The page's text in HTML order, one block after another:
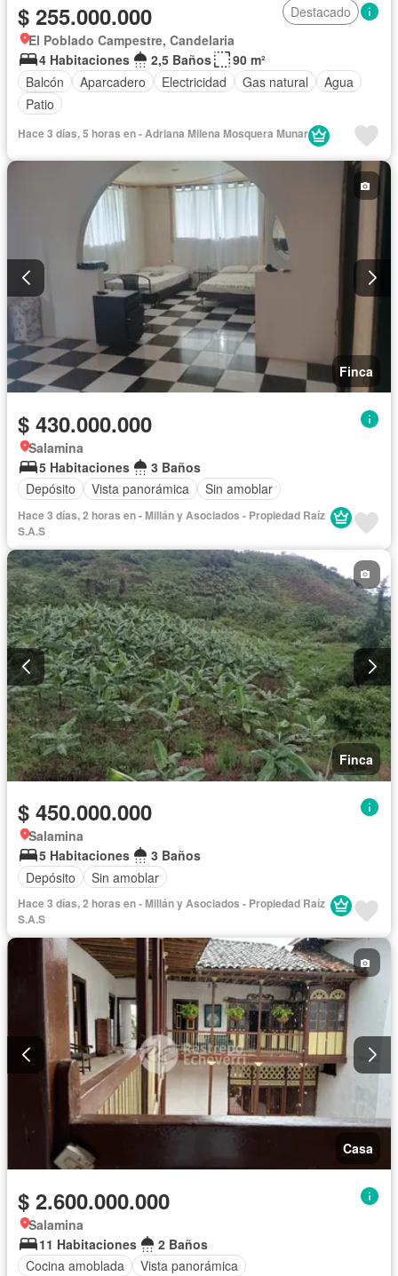
$ 255.000.000
Destacado
El Poblado Campestre, Candelaria
4 Habitaciones
2,5 Baños
90 m²
Balcón
Aparcadero Electricidad Gas natural
Agua
Patio
Hace 3 días, 5 horas en - Adriana Milena Mosquera Munar
Finca
$ 430.000.000
Salamina
5 Habitaciones
3 Baños
Depósito
Vista panorámica Sin amoblar
Hace 3 días, 2 horas en - Millán y Asociados - Propiedad Raíz
S.A.S
Finca
$ 450.000.000
Salamina
5 Habitaciones
3 Baños
Depósito
Sin amoblar
Hace 3 días, 2 horas en - Millán y Asociados - Propiedad Raíz
S.A.S
Casa
$ 2.600.000.000
Salamina
11 Habitaciones
2 Baños
Cocina amoblada
Vista panorámica